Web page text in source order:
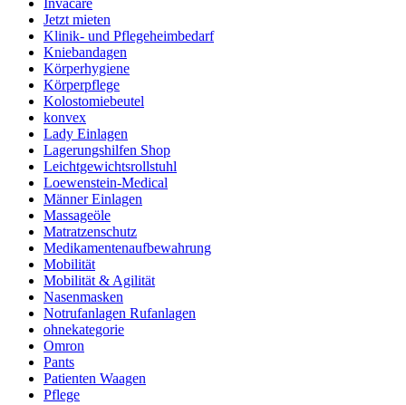
Invacare
Jetzt mieten
Klinik- und Pflegeheimbedarf
Kniebandagen
Körperhygiene
Körperpflege
Kolostomiebeutel
konvex
Lady Einlagen
Lagerungshilfen Shop
Leichtgewichtsrollstuhl
Loewenstein-Medical
Männer Einlagen
Massageöle
Matratzenschutz
Medikamentenaufbewahrung
Mobilität
Mobilität & Agilität
Nasenmasken
Notrufanlagen Rufanlagen
ohnekategorie
Omron
Pants
Patienten Waagen
Pflege